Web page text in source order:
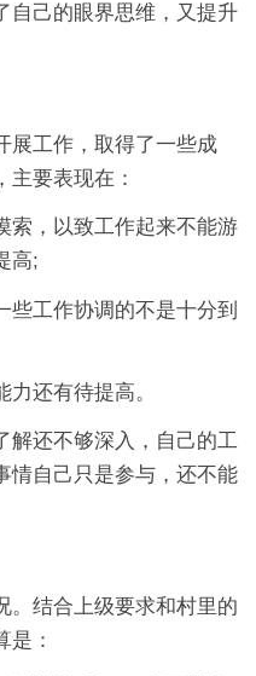
自己的眼界思维，又提升
展工作，取得了一些成
要表现在：
索，以致工作起来不能游
高;
些工作协调的不是十分到
还有待提高。
解还不够深入，自己的工
情自己只是参与，还不能
。结合上级要求和村里的
是：